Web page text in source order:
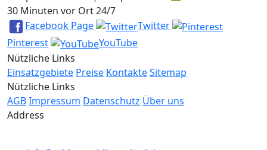
30 Minuten vor Ort 24/7
Facebook Page
Twitter
Pinterest
YouTube
Nützliche Links
Einsatzgebiete Preise KontakteSitemap
Nützliche Links
AGBImpressum Datenschutz Über uns
Address